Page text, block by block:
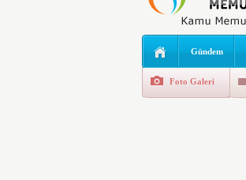
Gündem
Foto Galeri